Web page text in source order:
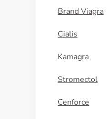
Brand Viagra
Cialis
Kamagra
Stromectol
Cenforce